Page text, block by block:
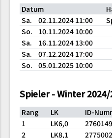
Datum
Sa.
02.11.2024 11:00
So.
10.11.2024 10:00
Sa.
16.11.2024 13:00
Sa.
07.12.2024 17:00
So.
05.01.2025 10:00
Spieler - Winter 2024/
Rang LK
ID-
1
LK6,0
2
LK8,1